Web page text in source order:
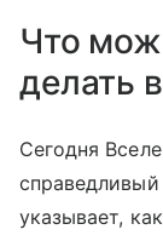
Что
делать
Сегодня
указывает,